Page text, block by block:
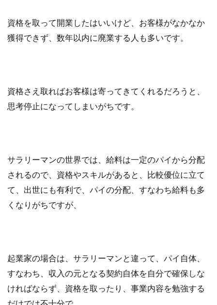
資格を取って開業したはいいけど、お客様がなかなか
獲得できず、数年以内に廃業する人も多いです。
資格さえ取ればお客様は寄ってきてくれるだろうと、
思考停止になってしまいがちです。
サラリーマンの世界では、給料は一定のパイから分配
されるので、資格やスキルがあると、比較優位に立て
て、出世にも有利で、パイの分配、すなわち給料も多
くなりがちですが、
起業家の場合は、サラリーマンと違って、パイ自体、
すなわち、収入の元となる契約自体を自分で確保しな
ければならず、資格を取ったり、事業内容を勉強する